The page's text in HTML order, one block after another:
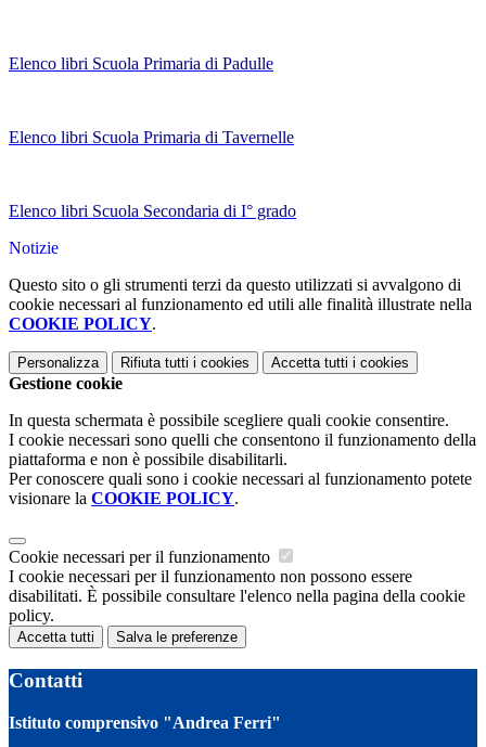
Elenco libri Scuola Primaria di Padulle
Elenco libri Scuola Primaria di Tavernelle
Elenco libri Scuola Secondaria di I° grado
Notizie
Questo sito o gli strumenti terzi da questo utilizzati si avvalgono di
cookie necessari al funzionamento ed utili alle finalità illustrate nella
COOKIE POLICY.
Personalizza Rifiuta tutti i cookies Accetta tutti i cookies
Gestione cookie
In questa schermata è possibile scegliere quali cookie consentire.
I cookie necessari sono quelli che consentono il funzionamento della
piattaforma e non è possibile disabilitarli.
Per conoscere quali sono i cookie necessari al funzionamento potete
visionare la COOKIE POLICY.
Cookie necessari per il funzionamento
I cookie necessari per il funzionamento non possono essere
disabilitati. È possibile consultare l'elenco nella pagina della cookie
policy.
Accetta tutti Salva le preferenze
Contatti
Istituto comprensivo "Andrea Ferri"